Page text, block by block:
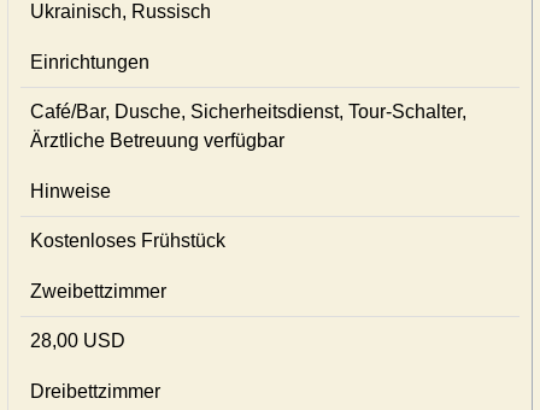
Ukrainisch, Russisch
Einrichtungen
Café/Bar, Dusche, Sicherheitsdienst, Tour-Schalter,
Ärztliche Betreuung verfügbar
Hinweise
Kostenloses Frühstück
Zweibettzimmer
28,00 USD
Dreibettzimmer